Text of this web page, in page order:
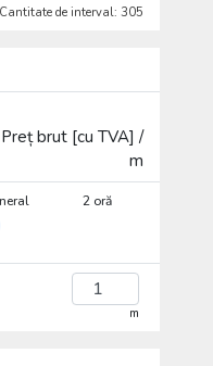
Cantitate de interval: 305
Preț brut [cu TVA] /
m
2 oră
m